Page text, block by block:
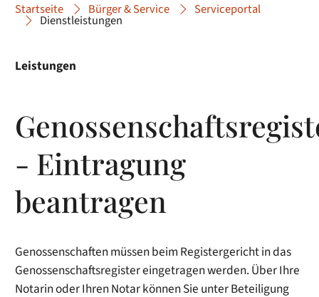
Startseite Bürger & Service Serviceportal
Dienstleistungen
Leistungen
- Eintragung
beantragen
Genossenschaften müssen beim Registergericht in das
Genossenschaftsregister eingetragen werden. Über Ihre
Notarin oder Ihren Notar können Sie unter Beteiligung